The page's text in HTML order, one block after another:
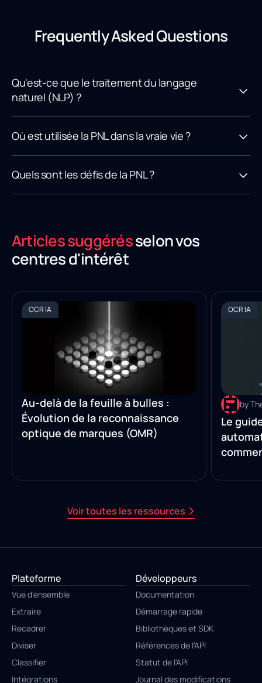
Frequently Asked Questions
Qu'est-ce que le traitement du langage
naturel (NLP) ?
Où est utilisée la PNL dans la vraie vie ?
Quels sont les défis de la PNL ?
Articles suggérésselon vos
centres d'intérêt
Voir toutes les ressources
OCR IA
Au-delà de la feuille à bulles :
Évolution de la reconnaissance
optique de marques (OMR)
OCR IA
by
Le
Plateforme
Vue d'ensemble
Extraire
Recadrer
Diviser
Classifier
Intégrations
Développeurs
Documentation
Démarrage rapide
Bibliothèques et SDK
Références de l'API
Statut de l'API
Journal des modifications